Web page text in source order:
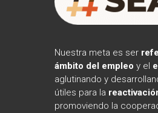
Nuestra meta es ser
ámbito del empleo y el
aglutinando y
útiles para la
promoviendo la